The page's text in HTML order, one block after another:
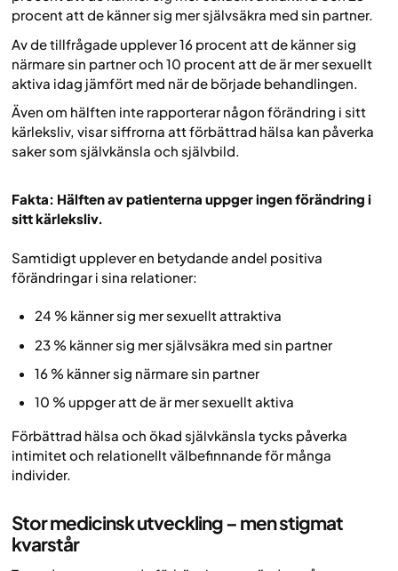
procent att de känner sig mer självsäkra med sin partner.
Av de tillfrågade upplever 16 procent att de känner sig
närmare sin partner och 10 procent att de är mer sexuellt
aktiva idag jämfört med när de började behandlingen.
Även om hälften inte rapporterar någon förändring i sitt
kärleksliv, visar siffrorna att förbättrad hälsa kan påverka
saker som självkänsla och självbild.
Fakta: Hälften av patienterna uppger ingen förändring i
sitt kärleksliv.
Samtidigt upplever en betydande andel positiva
förändringar i sina relationer:
24 % känner sig mer sexuellt attraktiva
23 % känner sig mer självsäkra med sin partner
16 % känner sig närmare sin partner
10 % uppger att de är mer sexuellt aktiva
Förbättrad hälsa och ökad självkänsla tycks påverka
intimitet och relationellt välbefinnande för många
individer.
Stor medicinsk utveckling – men stigmat
kvarstår